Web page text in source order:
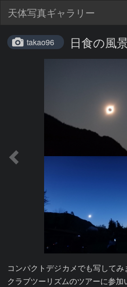
天体写真ギャラリー
takao96 日食の風
コンパクトデジカメでも写してみ
クラブツーリズムのツアーに参加